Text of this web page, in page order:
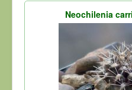
Оплата и доставка
Neochilenia